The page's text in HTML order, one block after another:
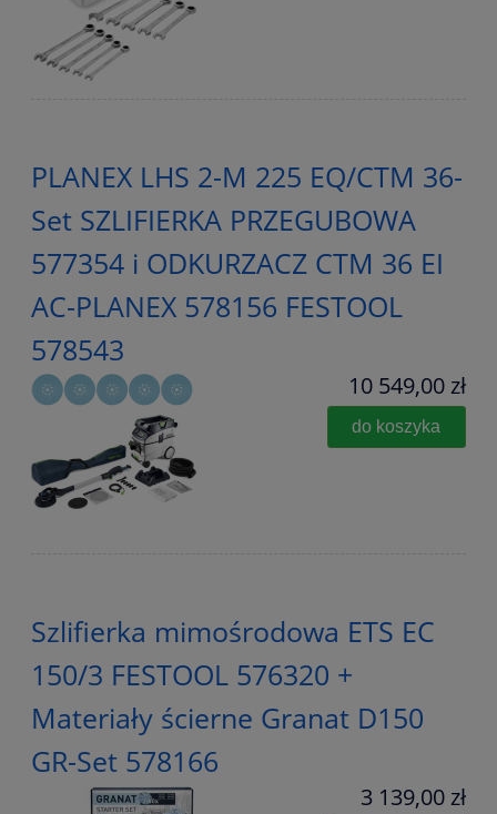
PLANEX LHS 2-M 225 EQ/CTM 36-
Set SZLIFIERKA PRZEGUBOWA
577354 i ODKURZACZ CTM 36 EI
AC-PLANEX 578156 FESTOOL
578543
10 549,00 zł
do koszyka
Szlifierka mimośrodowa ETS EC
150/3 FESTOOL 576320 +
Materiały ścierne Granat D150
GR-Set 578166
3 139,00 zł